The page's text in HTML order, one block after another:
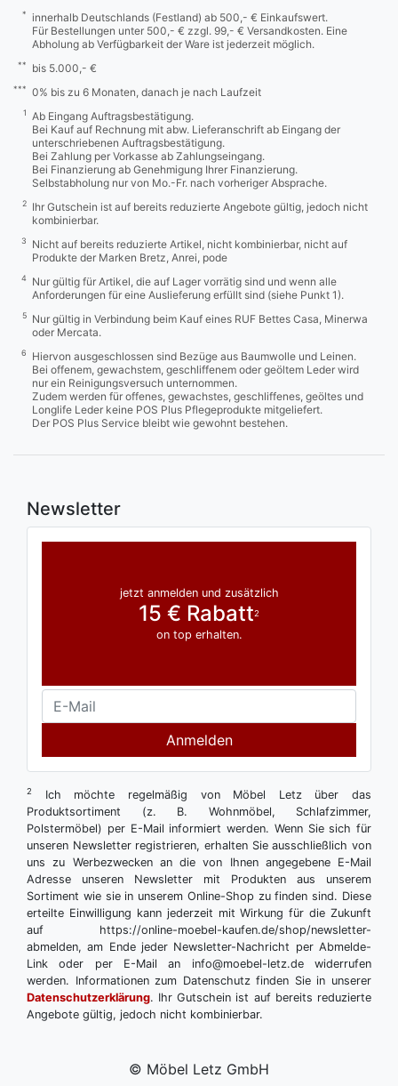
*
innerhalb Deutschlands (Festland) ab 500,- € Einkaufswert.
Für Bestellungen unter 500,- € zzgl. 99,- € Versandkosten. Eine
Abholung ab Verfügbarkeit der Ware ist jederzeit möglich.
** bis 5.000,- €
*** 0% bis zu 6 Monaten, danach je nach Laufzeit
1
Ab Eingang Auftragsbestätigung.
Bei Kauf auf Rechnung mit abw. Lieferanschrift ab Eingang der
unterschriebenen Auftragsbestätigung.
Bei Zahlung per Vorkasse ab Zahlungseingang.
Bei Finanzierung ab Genehmigung Ihrer Finanzierung.
Selbstabholung nur von Mo.-Fr. nach vorheriger Absprache.
2
Ihr Gutschein ist auf bereits reduzierte Angebote gültig, jedoch nicht
kombinierbar.
3
Nicht auf bereits reduzierte Artikel, nicht kombinierbar, nicht auf
Produkte der Marken Bretz, Anrei, pode
4
Nur gültig für Artikel, die auf Lager vorrätig sind und wenn alle
Anforderungen für eine Auslieferung erfüllt sind (siehe Punkt 1).
5
Nur gültig in Verbindung beim Kauf eines RUF Bettes Casa, Minerwa
oder Mercata.
6
Hiervon ausgeschlossen sind Bezüge aus Baumwolle und Leinen.
Bei offenem, gewachstem, geschliffenem oder geöltem Leder wird
nur ein Reinigungsversuch unternommen.
Zudem werden für offenes, gewachstes, geschliffenes, geöltes und
Longlife Leder keine POS Plus Pflegeprodukte mitgeliefert.
Der POS Plus Service bleibt wie gewohnt bestehen.
Newsletter
jetzt anmelden und zusätzlich
15 € Rabatt2
on top erhalten.
Anmelden
2
Ich möchte regelmäßig von Möbel Letz über das
Produktsortiment (z. B. Wohnmöbel, Schlafzimmer,
Polstermöbel) per E-Mail informiert werden. Wenn Sie sich für
unseren Newsletter registrieren, erhalten Sie ausschließlich von
uns zu Werbezwecken an die von Ihnen angegebene E-Mail
Adresse unseren Newsletter mit Produkten aus unserem
Sortiment wie sie in unserem Online-Shop zu finden sind. Diese
erteilte Einwilligung kann jederzeit mit Wirkung für die Zukunft
auf https://online-moebel-kaufen.de/shop/newsletter-
abmelden, am Ende jeder Newsletter-Nachricht per Abmelde-
Link oder per E-Mail an info@moebel-letz.de widerrufen
werden. Informationen zum Datenschutz finden Sie in unserer
Datenschutzerklärung. Ihr Gutschein ist auf bereits reduzierte
Angebote gültig, jedoch nicht kombinierbar.
© Möbel Letz GmbH